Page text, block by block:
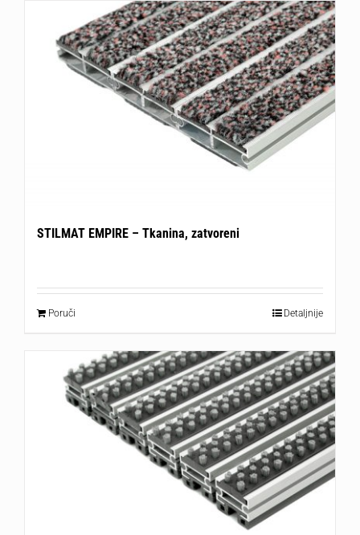
STILMAT EMPIRE – Tkanina, zatvoreni
Poruči Detaljnije